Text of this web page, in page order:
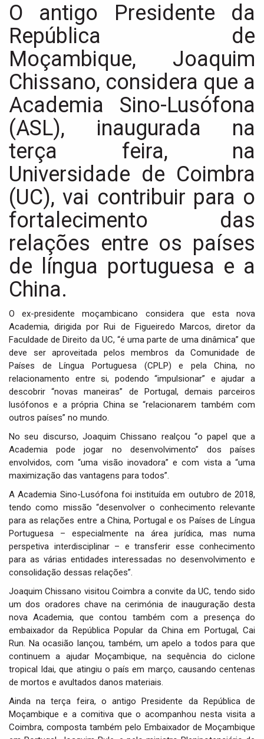
o
n
O antigo Presidente da
República de
Moçambique, Joaquim
Chissano, considera que a
Academia Sino-Lusófona
(ASL), inaugurada na
terça feira, na
Universidade de Coimbra
(UC), vai contribuir para o
fortalecimento das
relações entre os países
de língua portuguesa e a
China.
O ex-presidente moçambicano considera que esta nova
Academia, dirigida por Rui de Figueiredo Marcos, diretor da
Faculdade de Direito da UC, “é uma parte de uma dinâmica” que
deve ser aproveitada pelos membros da Comunidade de
Países de Língua Portuguesa (CPLP) e pela China, no
relacionamento entre si, podendo “impulsionar” e ajudar a
descobrir “novas maneiras” de Portugal, demais parceiros
lusófonos e a própria China se “relacionarem também com
outros países” no mundo.
No seu discurso, Joaquim Chissano realçou “o papel que a
Academia pode jogar no desenvolvimento” dos países
envolvidos, com “uma visão inovadora” e com vista a “uma
maximização das vantagens para todos”.
A Academia Sino-Lusófona foi instituída em outubro de 2018,
tendo como missão “desenvolver o conhecimento relevante
para as relações entre a China, Portugal e os Países de Língua
Portuguesa – especialmente na área jurídica, mas numa
perspetiva interdisciplinar – e transferir esse conhecimento
para as várias entidades interessadas no desenvolvimento e
consolidação dessas relações”.
Joaquim Chissano visitou Coimbra a convite da UC, tendo sido
um dos oradores chave na cerimónia de inauguração desta
nova Academia, que contou também com a presença do
embaixador da República Popular da China em Portugal, Cai
Run. Na ocasião lançou, também, um apelo a todos para que
continuem a ajudar Moçambique, na sequência do ciclone
tropical Idai, que atingiu o país em março, causando centenas
de mortos e avultados danos materiais.
Ainda na terça feira, o antigo Presidente da República de
Moçambique e a comitiva que o acompanhou nesta visita a
Coimbra, composta também pelo Embaixador de Moçambique